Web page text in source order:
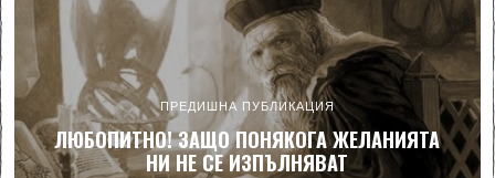
ПРЕДИШНА ПУБЛИКАЦИЯ
ЛЮБОПИТНО! ЗАЩО ПОНЯКОГА ЖЕЛАНИЯТА
НИ НЕ СЕ ИЗПЪЛНЯВАТ